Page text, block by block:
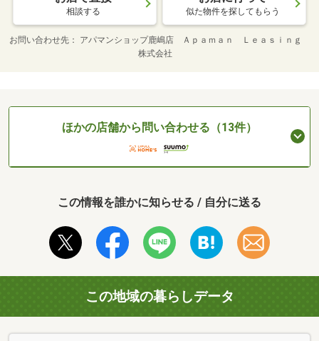
相談する 似た物件を探してもらう
お問い合わせ先
アパマンショップ鹿嶋店 Ａｐａｍａｎ Ｌｅａｓｉｎｇ
株式会社
ほかの店舗から問い合わせる（13件）
この情報を誰かに知らせる / 自分に送る
この地域の暮らしデータ